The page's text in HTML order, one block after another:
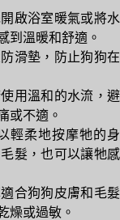
啟浴室暖氣或將水
到溫暖和舒適。
滑墊，防止狗狗在
用溫和的水流，避
或不適。
輕柔地按摩牠的身
髮，也可以讓牠感
合狗狗皮膚和毛髮
燥或過敏。